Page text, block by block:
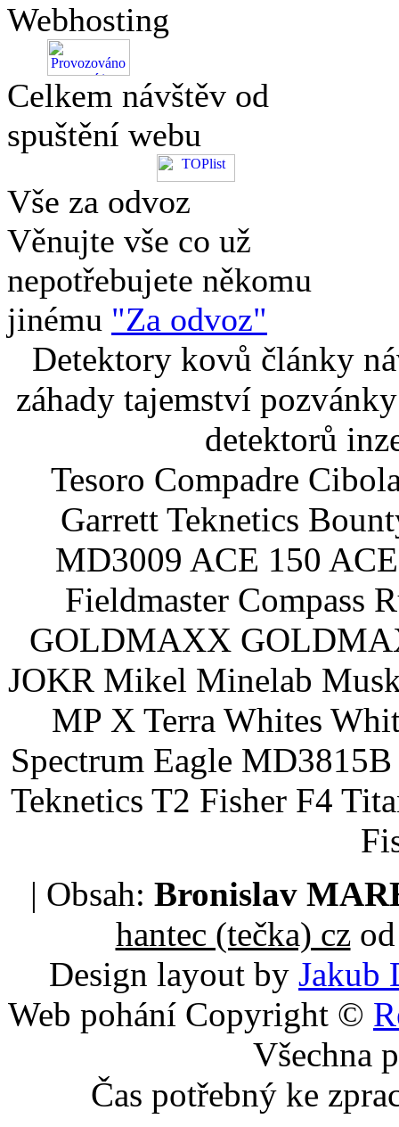
Webhosting
Celkem návštěv od
spuštění webu
Vše za odvoz
Věnujte vše co už
nepotřebujete někomu
jinému "Za odvoz"
Detektory kovů články
záhady tajemství
detektorů
Tesoro Compadre
Garrett Teknetics
MD3009 ACE 150
Fieldmaster Compass
GOLDMAXX
JOKR Mikel Minelab
MP X Terra Whites
Spectrum Eagle
Teknetics T2 Fisher F4
| Obsah: Bronislav
hantec (tečka) czod
Design layout by Jakub
Web pohání Copyright ©
Všechna
Čas potřebný ke